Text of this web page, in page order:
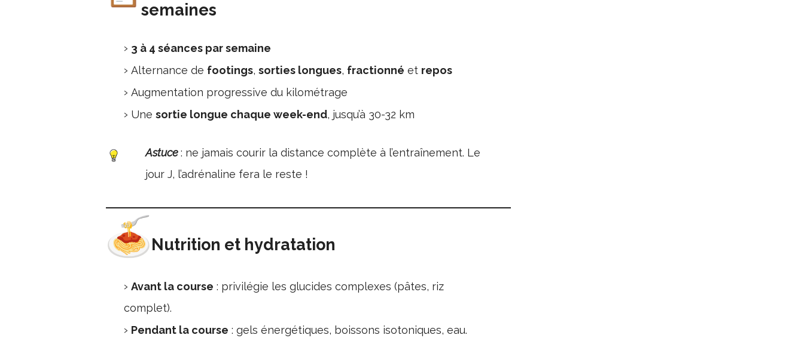
semaines
3 à 4 séances par semaine
Alternance de footings, sorties longues, fractionné et repos
Augmentation progressive du kilométrage
Une sortie longue chaque week-end, jusqu’à 30-32 km
Astuce: ne jamais courir la distance complète à l’entraînement. Le
jour J, l’adrénaline fera le reste !
Nutrition et hydratation
Avant la course : privilégie les glucides complexes (pâtes, riz
complet).
Pendant la course : gels énergétiques, boissons isotoniques, eau.